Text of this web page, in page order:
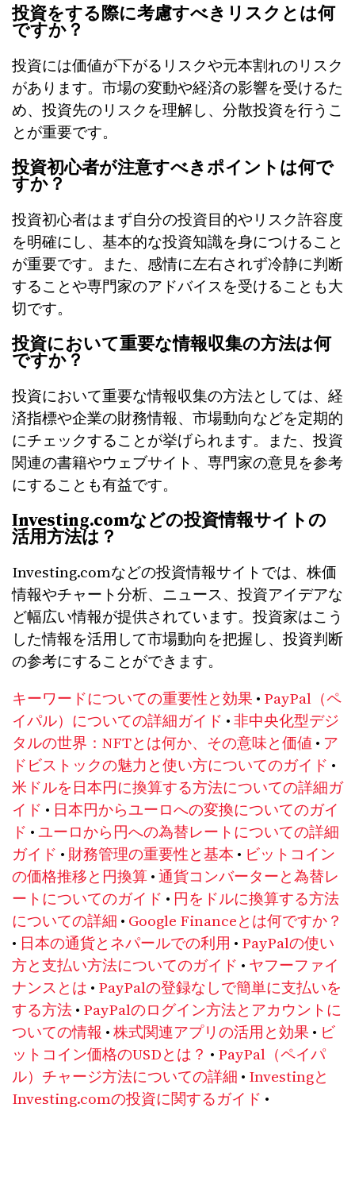
投資をする際に考慮すべきリスクとは何
ですか？
投資には価値が下がるリスクや元本割れのリスク
があります。市場の変動や経済の影響を受けるた
め、投資先のリスクを理解し、分散投資を行うこ
とが重要です。
投資初心者が注意すべきポイントは何で
すか？
投資初心者はまず自分の投資目的やリスク許容度
を明確にし、基本的な投資知識を身につけること
が重要です。また、感情に左右されず冷静に判断
することや専門家のアドバイスを受けることも大
切です。
投資において重要な情報収集の方法は何
ですか？
投資において重要な情報収集の方法としては、経
済指標や企業の財務情報、市場動向などを定期的
にチェックすることが挙げられます。また、投資
関連の書籍やウェブサイト、専門家の意見を参考
にすることも有益です。
Investing.comなどの投資情報サイトの
活用方法は？
Investing.comなどの投資情報サイトでは、株価
情報やチャート分析、ニュース、投資アイデアな
ど幅広い情報が提供されています。投資家はこう
した情報を活用して市場動向を把握し、投資判断
の参考にすることができます。
キーワードについての重要性と効果 • PayPal（ペ
イパル）についての詳細ガイド •非中央化型デジ
タルの世界：NFTとは何か、その意味と価値 • ア
ドビストックの魅力と使い方についてのガイド •
米ドルを日本円に換算する方法についての詳細ガ
イド • 日本円からユーロへの変換についてのガイ
ド •ユーロから円への為替レートについての詳細
ガイド • 財務管理の重要性と基本 • ビットコイン
の価格推移と円換算•通貨コンバーターと為替レ
ートについてのガイド • 円をドルに換算する方法
についての詳細 • Google Financeとは何ですか？
• 日本の通貨とネパールでの利用 • PayPalの使い
方と支払い方法についてのガイド • ヤフーファイ
ナンスとは • PayPalの登録なしで簡単に支払いを
する方法• PayPalのログイン方法とアカウントに
ついての情報 •株式関連アプリの活用と効果 • ビ
ットコイン価格のUSDとは？ • PayPal（ペイパ
ル）チャージ方法についての詳細 • Investingと
Investing.comの投資に関するガイド •